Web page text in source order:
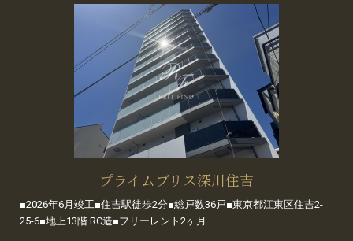
プライムブリス深川住吉
■2026年6月竣工■住吉駅徒歩2分■総戸数36戸■東京都江東区住吉2-
25-6■地上13階 RC造■フリーレント2ヶ月